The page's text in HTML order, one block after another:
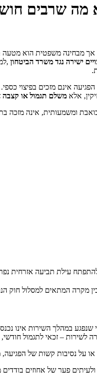
מה שרבים
מבחינה משפטית הוא מטעה
ישירה נגד משרד הביטחון
אינם מזכים בפיצוי
אלא משלם תגמול או קצבה
ומשמעותית, אינה
מקרה המתאים למסלול חוק
שנפגע במהלך השירות אינו
לשירות – זכאי לתגמול
על נסיבות קשות של
פער של אחוזים